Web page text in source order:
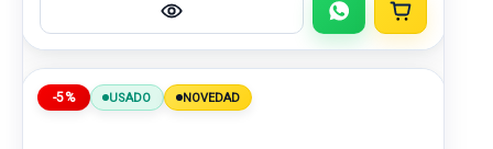
-5% USADO NOVEDAD